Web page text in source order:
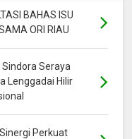
BAHAS ISU
ORI RIAU
Seraya
Lenggadai Hilir
Perkuat